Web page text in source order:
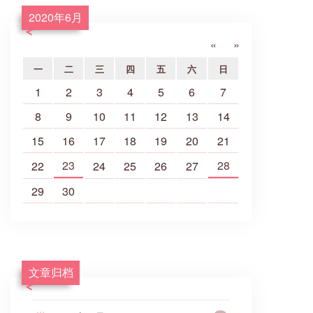
«
2020年6月
»
一 二 三 四 五 六 日
1 2 3 4 5 6
7
8
9 10 11 12 13
14
15
16 17 18 19 20
21
22
23 24 25 26 27
28
29
30
文章归档